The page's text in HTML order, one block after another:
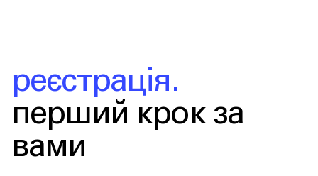
реєстрація.
перший крок за
вами